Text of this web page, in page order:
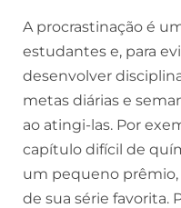
A procrastinação é
estudantes e, para
desenvolver
metas diárias e
ao atingi-las. Por
capítulo difícil de
um pequeno
de sua série favorita.